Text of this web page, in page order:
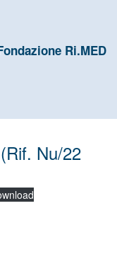
Ri.MED
Nu/22